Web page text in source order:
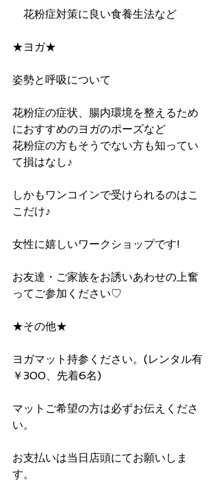
花粉症対策に良い食養生法など
★ヨガ★
姿勢と呼吸について
花粉症の症状、腸内環境を整えるため
におすすめのヨガのポーズなど
花粉症の方もそうでない方も知ってい
て損はなし♪
しかもワンコインで受けられるのはこ
こだけ♪
女性に嬉しいワークショップです!
お友達・ご家族をお誘いあわせの上奮
ってご参加ください♡
★その他★
ヨガマット持参ください。(レンタル有
￥300、先着6名)
マットご希望の方は必ずお伝えくださ
い。
お支払いは当日店頭にてお願いしま
す。